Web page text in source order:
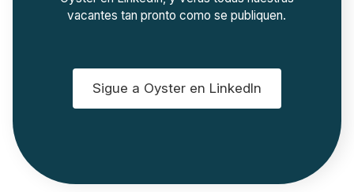
vacantes tan pronto como se publiquen.
Sigue a Oyster en LinkedIn